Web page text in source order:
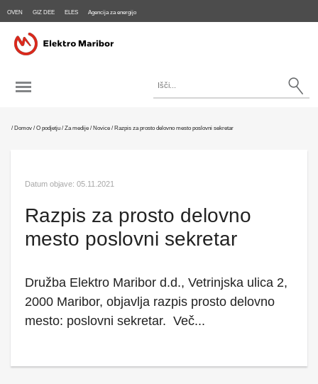
OVEN GIZ DEE ELES Agencija za energijo
/ Domov / O podjetju / Za medije / Novice / Razpis za prosto delovno mesto poslovni sekretar
Datum objave: 05.11.2021
Razpis za prosto delovno
mesto poslovni sekretar
Družba Elektro Maribor d.d., Vetrinjska ulica 2,
2000 Maribor, objavlja razpis prosto delovno
mesto: poslovni sekretar. Več...